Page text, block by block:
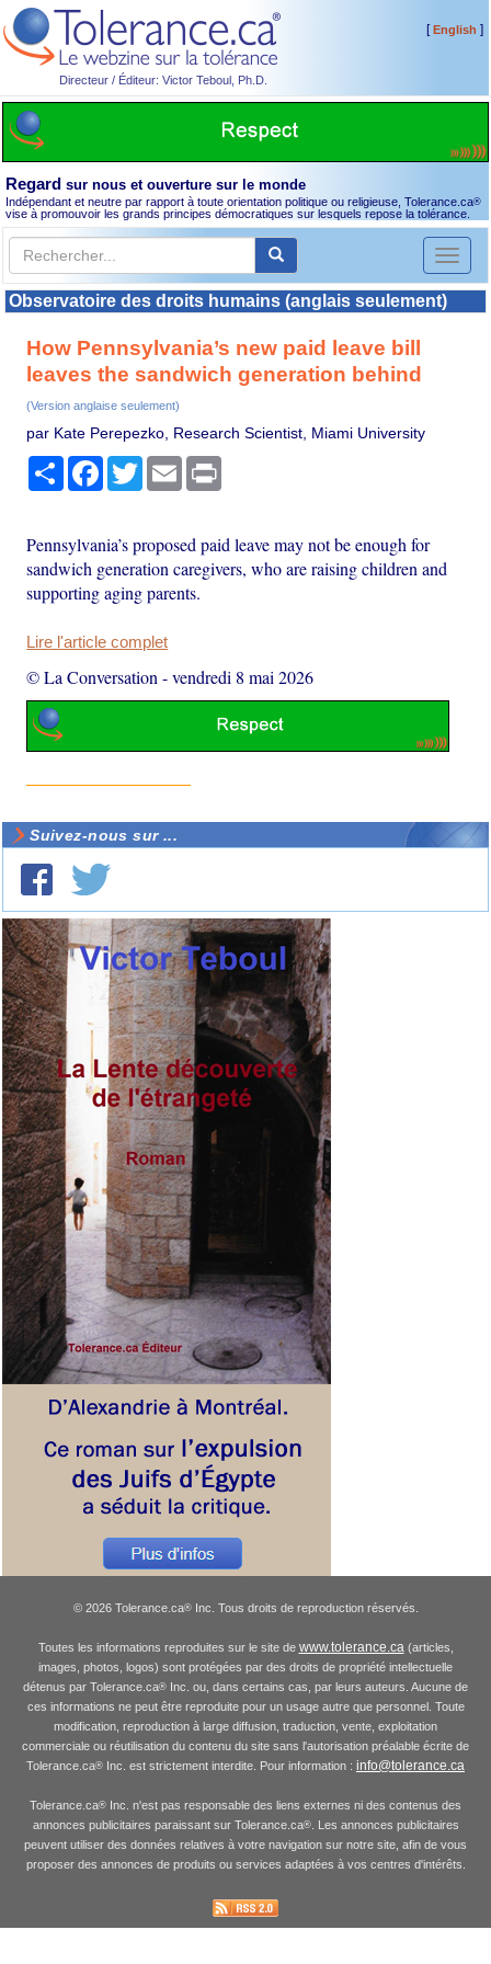
Directeur / Éditeur: Victor Teboul, Ph.D.
[English ]
Regard sur nous et ouverture sur le monde
Indépendant et neutre par rapport à toute orientation politique ou religieuse, Tolerance.ca®
vise à promouvoir les grands principes démocratiques sur lesquels repose la tolérance.
Toggle
Observatoire des droits humains (anglais seulement)
How Pennsylvania’s new paid leave bill
leaves the sandwich generation behind
(Version anglaise seulement)
par Kate Perepezko, Research Scientist, Miami University
PartagerFacebook
TwitterEmail
Pennsylvania’s proposed paid leave may not be enough for
sandwich generation caregivers, who are raising children and
supporting aging parents.
Lire l'article complet
© La Conversation -vendredi 8 mai 2026
Suivez-nous sur ...
© 2026 Tolerance.ca®Inc. Tous droits de reproduction réservés.
Toutes les informations reproduites sur le site de www.tolerance.ca(articles,
images, photos, logos) sont protégées par des droits de propriété intellectuelle
détenus par Tolerance.ca® Inc. ou, dans certains cas, par leurs auteurs. Aucune de
ces informations ne peut être reproduite pour un usage autre que personnel. Toute
modification, reproduction à large diffusion, traduction, vente, exploitation
commerciale ou réutilisation du contenu du site sans l'autorisation préalable écrite de
Tolerance.ca® Inc. est strictement interdite. Pour information : info@tolerance.ca
Tolerance.ca® Inc. n'est pas responsable des liens externes ni des contenus des
annonces publicitaires paraissant sur Tolerance.ca®. Les annonces publicitaires
peuvent utiliser des données relatives à votre navigation sur notre site, afin de vous
proposer des annonces de produits ou services adaptées à vos centres d'intérêts.